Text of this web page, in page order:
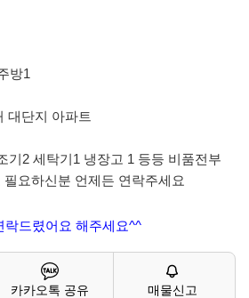
방1
대단지 아파트
기2 세탁기1 냉장고 1 등등 비품전부
요하신분 언제든 연락주세요
락드렸어요 해주세요^^
카카오톡 공유 매물신고